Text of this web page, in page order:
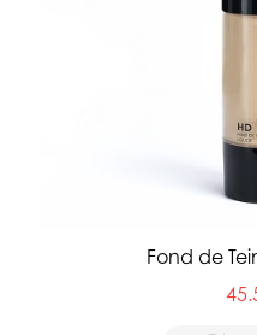
Fond de